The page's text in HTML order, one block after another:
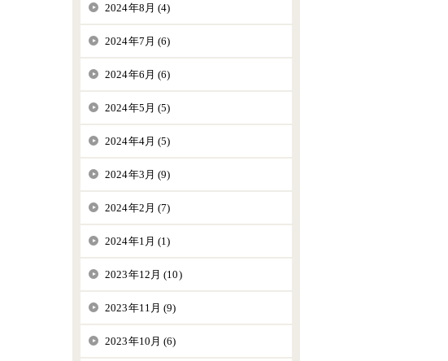
2024年8月 (4)
2024年7月 (6)
2024年6月 (6)
2024年5月 (5)
2024年4月 (5)
2024年3月 (9)
2024年2月 (7)
2024年1月 (1)
2023年12月 (10)
2023年11月 (9)
2023年10月 (6)